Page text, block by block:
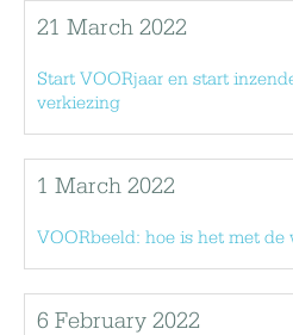
21 March 2022
Start VOORjaar en start
verkiezing
1 March 2022
VOORbeeld: hoe is het met de
6 February 2022